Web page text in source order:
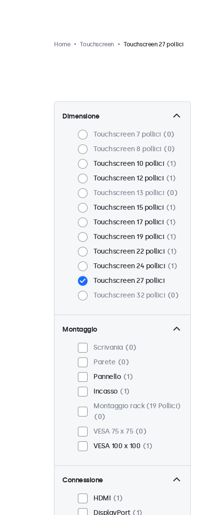
Home Touchscreen Touchscreen 27 pollici
Dimensione
Touchscreen 7 pollici
0
Touchscreen 8 pollici
0
Touchscreen 10 pollici
1
Touchscreen 12 pollici
1
Touchscreen 13 pollici
0
Touchscreen 15 pollici
1
Touchscreen 17 pollici
1
Touchscreen 19 pollici
1
Touchscreen 22 pollici
1
Touchscreen 24 pollici
1
Touchscreen 27 pollici
Touchscreen 32 pollici
0
Montaggio
Scrivania
0
Parete
0
Pannello
1
Incasso
1
Montaggio rack (19 Pollici)
0
VESA 75 x 75
0
VESA 100 x 100
1
Connessione
HDMI
1
DisplayPort
1